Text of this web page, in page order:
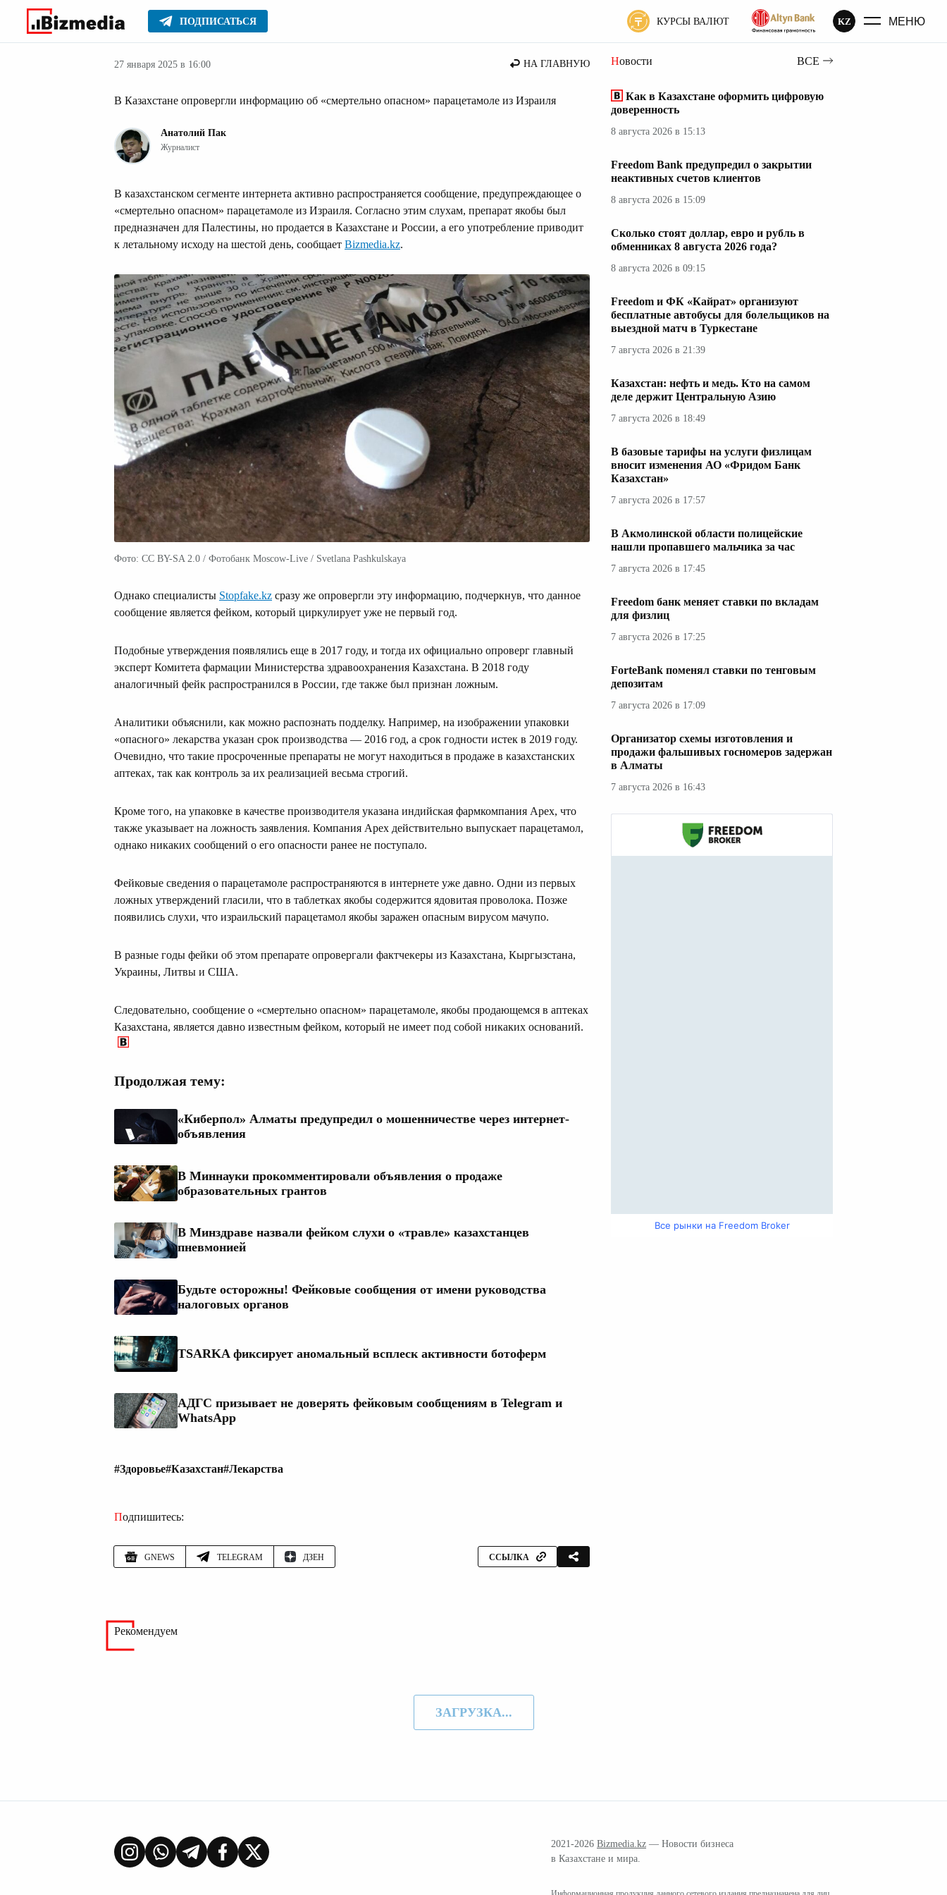
ПОДПИСАТЬСЯ КУРСЫ ВАЛЮТ KZ МЕНЮ
Главное Стиль жизни
27 января 2025 в 16:00 НА ГЛАВНУЮ
В Казахстане опровергли информацию об «смертельно опасном» парацетамоле из Израиля
Анатолий Пак
Журналист
В казахстанском сегменте интернета активно распространяется сообщение, предупреждающее о
«смертельно опасном» парацетамоле из Израиля. Согласно этим слухам, препарат якобы был
предназначен для Палестины, но продается в Казахстане и России, а его употребление приводит
к летальному исходу на шестой день, сообщает Bizmedia.kz.
Фото: CC BY-SA 2.0 / Фотобанк Moscow-Live / Svetlana Pashkulskaya
Однако специалисты Stopfake.kz сразу же опровергли эту информацию, подчеркнув, что данное
сообщение является фейком, который циркулирует уже не первый год.
Подобные утверждения появлялись еще в 2017 году, и тогда их официально опроверг главный
эксперт Комитета фармации Министерства здравоохранения Казахстана. В 2018 году
аналогичный фейк распространился в России, где также был признан ложным.
Аналитики объяснили, как можно распознать подделку. Например, на изображении упаковки
«опасного» лекарства указан срок производства — 2016 год, а срок годности истек в 2019 году.
Очевидно, что такие просроченные препараты не могут находиться в продаже в казахстанских
аптеках, так как контроль за их реализацией весьма строгий.
Кроме того, на упаковке в качестве производителя указана индийская фармкомпания Apex, что
также указывает на ложность заявления. Компания Apex действительно выпускает парацетамол,
однако никаких сообщений о его опасности ранее не поступало.
Фейковые сведения о парацетамоле распространяются в интернете уже давно. Одни из первых
ложных утверждений гласили, что в таблетках якобы содержится ядовитая проволока. Позже
появились слухи, что израильский парацетамол якобы заражен опасным вирусом мачупо.
В разные годы фейки об этом препарате опровергали фактчекеры из Казахстана, Кыргызстана,
Украины, Литвы и США.
Следовательно, сообщение о «смертельно опасном» парацетамоле, якобы продающемся в аптеках
Казахстана, является давно известным фейком, который не имеет под собой никаких оснований.
Продолжая тему:
«Киберпол» Алматы предупредил о мошенничестве через интернет-
объявления
В Миннауки прокомментировали объявления о продаже
образовательных грантов
В Минздраве назвали фейком слухи о «травле» казахстанцев
пневмонией
Будьте осторожны! Фейковые сообщения от имени руководства
налоговых органов
TSARKA фиксирует аномальный всплеск активности ботоферм
АДГС призывает не доверять фейковым сообщениям в Telegram и
WhatsApp
#Здоровье#Казахстан#Лекарства
Подпишитесь:
GNEWS TELEGRAM ДЗЕН ССЫЛКА
Новости ВСЕ
Как в Казахстане оформить цифровую
доверенность
8 августа 2026 в 15:13
Freedom Bank предупредил о закрытии
неактивных счетов клиентов
8 августа 2026 в 15:09
Сколько стоят доллар, евро и рубль в
обменниках 8 августа 2026 года?
8 августа 2026 в 09:15
Freedom и ФК «Кайрат» организуют
бесплатные автобусы для болельщиков на
выездной матч в Туркестане
7 августа 2026 в 21:39
Казахстан: нефть и медь. Кто на самом
деле держит Центральную Азию
7 августа 2026 в 18:49
В базовые тарифы на услуги физлицам
вносит изменения АО «Фридом Банк
Казахстан»
7 августа 2026 в 17:57
В Акмолинской области полицейские
нашли пропавшего мальчика за час
7 августа 2026 в 17:45
Freedom банк меняет ставки по вкладам
для физлиц
7 августа 2026 в 17:25
ForteBank поменял ставки по тенговым
депозитам
7 августа 2026 в 17:09
Организатор схемы изготовления и
продажи фальшивых госномеров задержан
в Алматы
7 августа 2026 в 16:43
Все рынки на Freedom Broker
Рекомендуем
ЗАГРУЗКА...
2021-2026 Bizmedia.kz — Новости бизнеса
в Казахстане и мира.